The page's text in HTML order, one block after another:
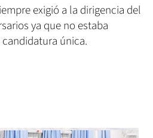
exigió a la dirigencia del
ya que no estaba
única.